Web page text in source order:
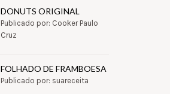
DONUTS ORIGINAL
Publicado por: Cooker Paulo
Cruz
FOLHADO DE FRAMBOESA
Publicado por: suareceita